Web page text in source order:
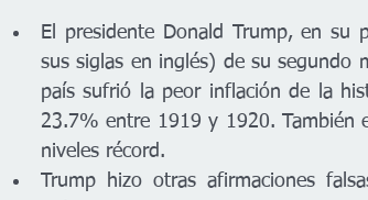
El presidente Donald Trump, en su
sus siglas en inglés) de su segundo
país sufrió la peor inflación de la
23.7% entre 1919 y 1920. También
niveles récord.
Trump hizo otras afirmaciones